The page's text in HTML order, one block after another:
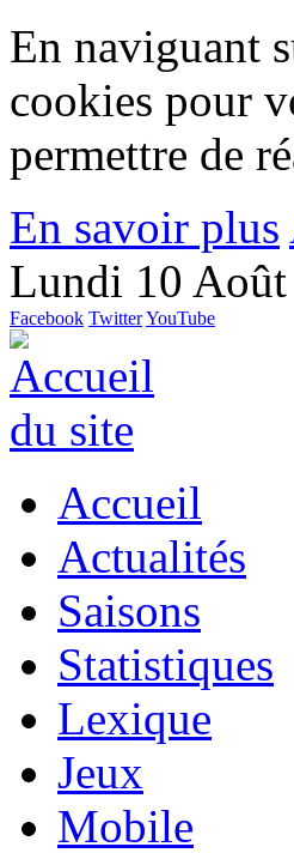
En naviguant
cookies pour
permettre de
En savoir plus
Lundi 10
Facebook TwitterYouTube
Accueil
Actualités
Saisons
Statistiques
Lexique
Jeux
Mobile